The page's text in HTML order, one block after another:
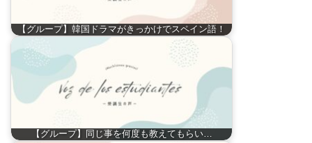
【グループ】韓国ドラマがきっかけでスペイン語！
【グループ】同じ事を何度も教えてもらい…